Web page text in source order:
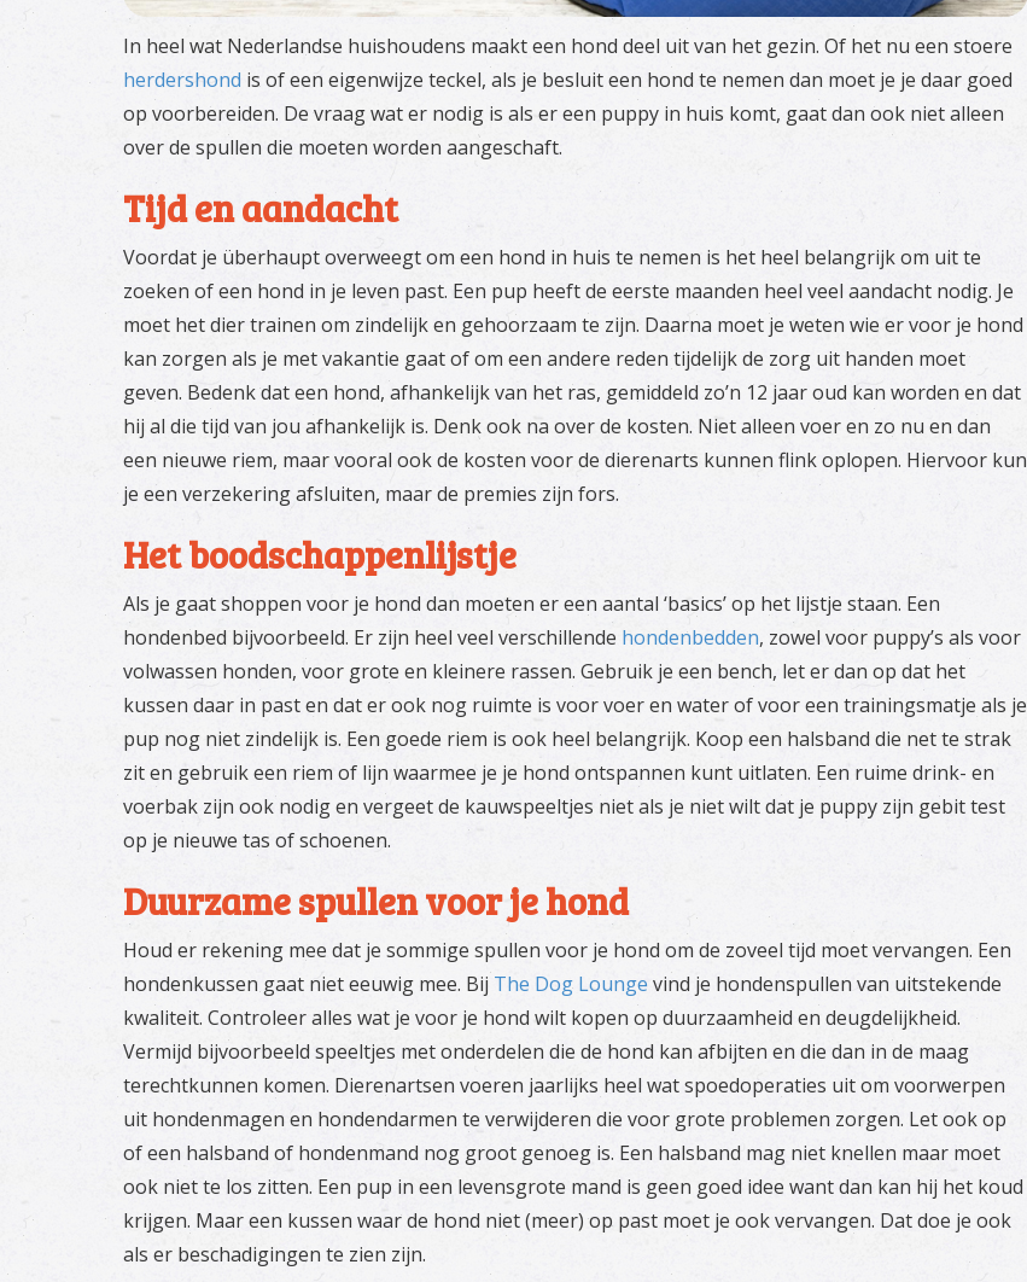
In heel wat Nederlandse huishoudens maakt een hond deel uit van het gezin. Of het nu een stoere
herdershond is of een eigenwijze teckel, als je besluit een hond te nemen dan moet je je daar goed
op voorbereiden. De vraag wat er nodig is als er een puppy in huis komt, gaat dan ook niet alleen
over de spullen die moeten worden aangeschaft.
Tijd en aandacht
Voordat je überhaupt overweegt om een hond in huis te nemen is het heel belangrijk om uit te
zoeken of een hond in je leven past. Een pup heeft de eerste maanden heel veel aandacht nodig. Je
moet het dier trainen om zindelijk en gehoorzaam te zijn. Daarna moet je weten wie er voor je hond
kan zorgen als je met vakantie gaat of om een andere reden tijdelijk de zorg uit handen moet
geven. Bedenk dat een hond, afhankelijk van het ras, gemiddeld zo’n 12 jaar oud kan worden en dat
hij al die tijd van jou afhankelijk is. Denk ook na over de kosten. Niet alleen voer en zo nu en dan
een nieuwe riem, maar vooral ook de kosten voor de dierenarts kunnen flink oplopen. Hiervoor kun
je een verzekering afsluiten, maar de premies zijn fors.
Het boodschappenlijstje
Als je gaat shoppen voor je hond dan moeten er een aantal ‘basics’ op het lijstje staan. Een
hondenbed bijvoorbeeld. Er zijn heel veel verschillende hondenbedden, zowel voor puppy’s als voor
volwassen honden, voor grote en kleinere rassen. Gebruik je een bench, let er dan op dat het
kussen daar in past en dat er ook nog ruimte is voor voer en water of voor een trainingsmatje als je
pup nog niet zindelijk is. Een goede riem is ook heel belangrijk. Koop een halsband die net te strak
zit en gebruik een riem of lijn waarmee je je hond ontspannen kunt uitlaten. Een ruime drink- en
voerbak zijn ook nodig en vergeet de kauwspeeltjes niet als je niet wilt dat je puppy zijn gebit test
op je nieuwe tas of schoenen.
Duurzame spullen voor je hond
Houd er rekening mee dat je sommige spullen voor je hond om de zoveel tijd moet vervangen. Een
hondenkussen gaat niet eeuwig mee. Bij The Dog Lounge vind je hondenspullen van uitstekende
kwaliteit. Controleer alles wat je voor je hond wilt kopen op duurzaamheid en deugdelijkheid.
Vermijd bijvoorbeeld speeltjes met onderdelen die de hond kan afbijten en die dan in de maag
terechtkunnen komen. Dierenartsen voeren jaarlijks heel wat spoedoperaties uit om voorwerpen
uit hondenmagen en hondendarmen te verwijderen die voor grote problemen zorgen. Let ook op
of een halsband of hondenmand nog groot genoeg is. Een halsband mag niet knellen maar moet
ook niet te los zitten. Een pup in een levensgrote mand is geen goed idee want dan kan hij het koud
krijgen. Maar een kussen waar de hond niet (meer) op past moet je ook vervangen. Dat doe je ook
als er beschadigingen te zien zijn.